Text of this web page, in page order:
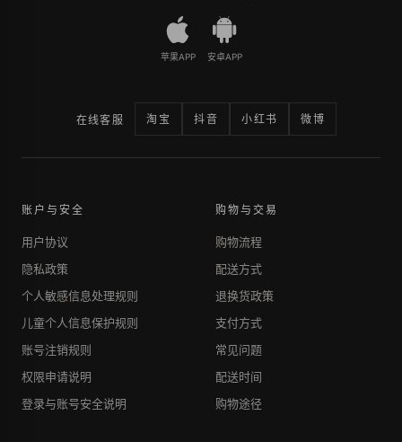
苹果APP 安卓APP
在线客服 淘宝 抖音 小红书 微博
账户与安全
用户协议
隐私政策
个人敏感信息处理规则
儿童个人信息保护规则
账号注销规则
权限申请说明
登录与账号安全说明
购物与交易
购物流程
配送方式
退换货政策
支付方式
常见问题
配送时间
购物途径